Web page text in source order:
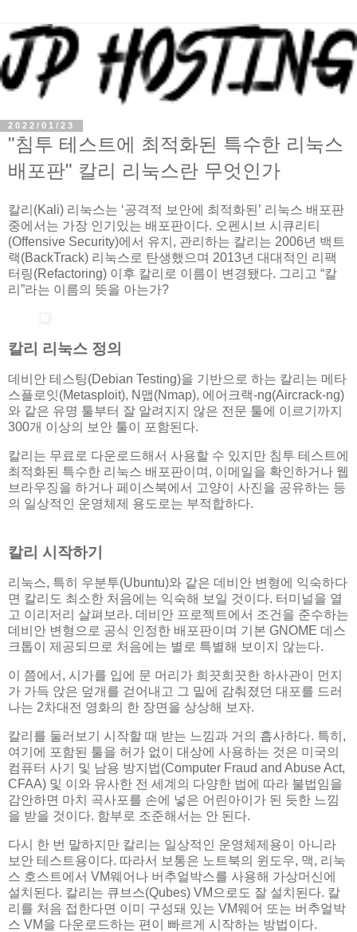
2022/01/23
"침투 테스트에 최적화된 특수한 리눅스
배포판" 칼리 리눅스란 무엇인가
칼리(Kali) 리눅스는 ‘공격적 보안에 최적화된’ 리눅스 배포판
중에서는 가장 인기있는 배포판이다. 오펜시브 시큐리티
(Offensive Security)에서 유지, 관리하는 칼리는 2006년 백트
랙(BackTrack) 리눅스로 탄생했으며 2013년 대대적인 리팩
터링(Refactoring) 이후 칼리로 이름이 변경됐다. 그리고 “칼
리”라는 이름의 뜻을 아는가?
칼리 리눅스 정의
데비안 테스팅(Debian Testing)을 기반으로 하는 칼리는 메타
스플로잇(Metasploit), N맵(Nmap), 에어크랙-ng(Aircrack-ng)
와 같은 유명 툴부터 잘 알려지지 않은 전문 툴에 이르기까지
300개 이상의 보안 툴이 포함된다.
칼리는 무료로 다운로드해서 사용할 수 있지만 침투 테스트에
최적화된 특수한 리눅스 배포판이며, 이메일을 확인하거나 웹
브라우징을 하거나 페이스북에서 고양이 사진을 공유하는 등
의 일상적인 운영체제 용도로는 부적합하다.
칼리 시작하기
리눅스, 특히 우분투(Ubuntu)와 같은 데비안 변형에 익숙하다
면 칼리도 최소한 처음에는 익숙해 보일 것이다. 터미널을 열
고 이리저리 살펴보라. 데비안 프로젝트에서 조건을 준수하는
데비안 변형으로 공식 인정한 배포판이며 기본 GNOME 데스
크톱이 제공되므로 처음에는 별로 특별해 보이지 않는다.
이 쯤에서, 시가를 입에 문 머리가 희끗희끗한 하사관이 먼지
가 가득 앉은 덮개를 걷어내고 그 밑에 감춰졌던 대포를 드러
나는 2차대전 영화의 한 장면을 상상해 보자.
칼리를 둘러보기 시작할 때 받는 느낌과 거의 흡사하다. 특히,
여기에 포함된 툴을 허가 없이 대상에 사용하는 것은 미국의
컴퓨터 사기 및 남용 방지법(Computer Fraud and Abuse Act,
CFAA) 및 이와 유사한 전 세계의 다양한 법에 따라 불법임을
감안하면 마치 곡사포를 손에 넣은 어린아이가 된 듯한 느낌
을 받을 것이다. 함부로 조준해서는 안 된다.
다시 한 번 말하지만 칼리는 일상적인 운영체제용이 아니라
보안 테스트용이다. 따라서 보통은 노트북의 윈도우, 맥, 리눅
스 호스트에서 VM웨어나 버추얼박스를 사용해 가상머신에
설치된다. 칼리는 큐브스(Qubes) VM으로도 잘 설치된다. 칼
리를 처음 접한다면 이미 구성돼 있는 VM웨어 또는 버추얼박
스 VM을 다운로드하는 편이 빠르게 시작하는 방법이다.